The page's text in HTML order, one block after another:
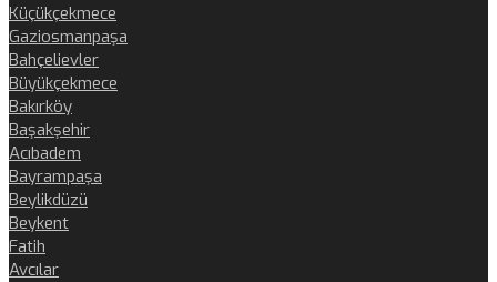
Küçükçekmece
Gaziosmanpaşa
Bahçelievler
Büyükçekmece
Bakırköy
Başakşehir
Acıbadem
Bayrampaşa
Beylikdüzü
Beykent
Fatih
Avcılar